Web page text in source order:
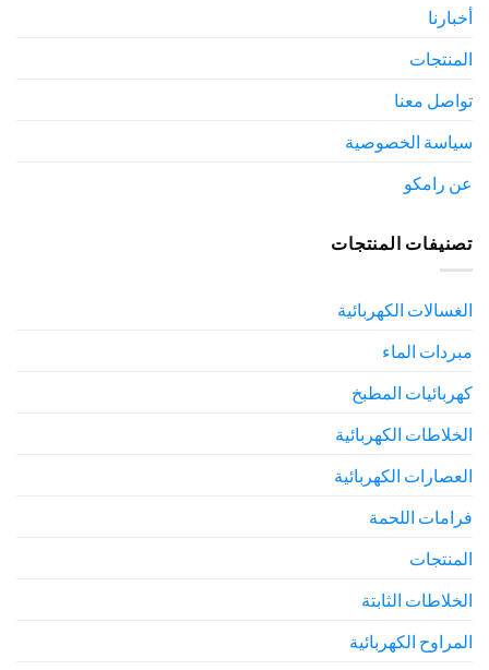
أخبارنا
المنتجات
تواصل معنا
سياسة الخصوصية
عن رامكو
تصنيفات المنتجات
الغسالات الكهربائية
مبردات الماء
كهربائيات المطبخ
الخلاطات الكهربائية
العصارات الكهربائية
فرامات اللحمة
المنتجات
الخلاطات الثابتة
المراوح الكهربائية